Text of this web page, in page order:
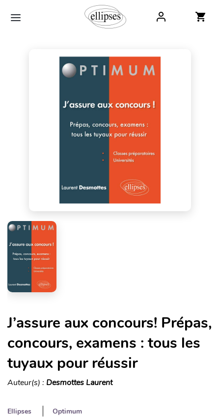
J’assure aux concours! Prépas,
concours, examens : tous les
tuyaux pour réussir
Auteur(s) : Desmottes Laurent
Ellipses
Optimum